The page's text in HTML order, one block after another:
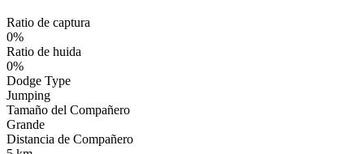
Ratio de captura
0%
Ratio de huida
0%
Dodge Type
Jumping
Tamaño del Compañero
Grande
Distancia de Compañero